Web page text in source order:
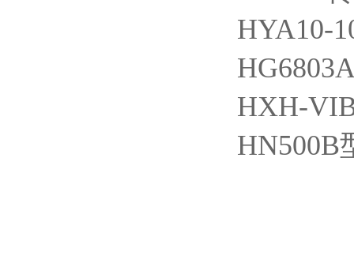
HYA10-
HXH-
HN500B